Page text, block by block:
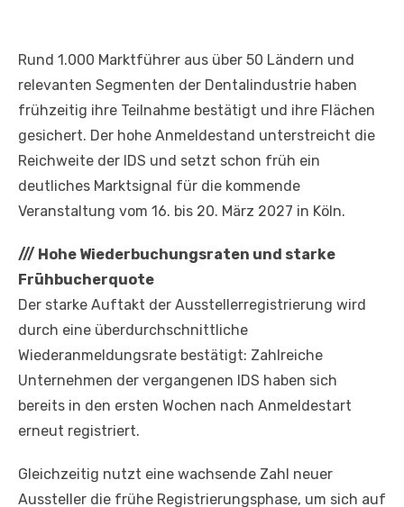
Rund 1.000 Marktführer aus über 50 Ländern und
relevanten Segmenten der Dentalindustrie haben
frühzeitig ihre Teilnahme bestätigt und ihre Flächen
gesichert. Der hohe Anmeldestand unterstreicht die
Reichweite der IDS und setzt schon früh ein
deutliches Marktsignal für die kommende
Veranstaltung vom 16. bis 20. März 2027 in Köln.
/// Hohe Wiederbuchungsraten und starke
Frühbucherquote
Der starke Auftakt der Ausstellerregistrierung wird
durch eine überdurchschnittliche
Wiederanmeldungsrate bestätigt: Zahlreiche
Unternehmen der vergangenen IDS haben sich
bereits in den ersten Wochen nach Anmeldestart
erneut registriert.
Gleichzeitig nutzt eine wachsende Zahl neuer
Aussteller die frühe Registrierungsphase, um sich auf